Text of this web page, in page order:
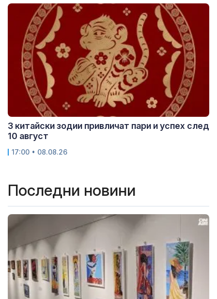
3 китайски зодии привличат пари и успех след
10 август
17:00 • 08.08.26
Последни новини